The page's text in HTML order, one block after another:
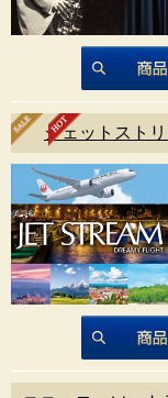
商品
ジェットスト
商品